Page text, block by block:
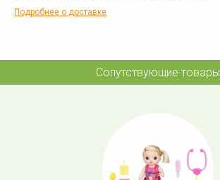
Подробнее о доставке
Сопутствующие товары